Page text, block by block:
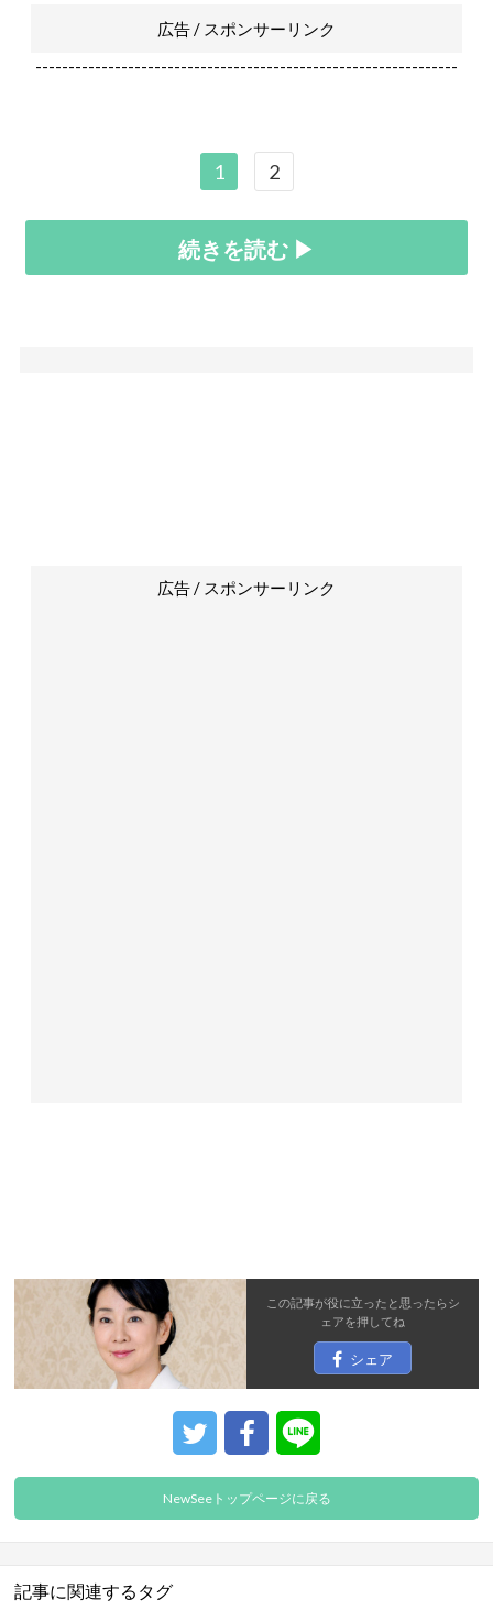
広告 / スポンサーリンク
----------------------------------------------------------------
1 2
続きを読む ▶
広告 / スポンサーリンク
この記事が役に立ったと思ったらシ
ェアを押してね
シェア
NewSeeトップページに戻る
記事に関連するタグ